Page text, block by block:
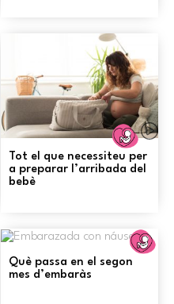
Embaràs
Tot el que necessiteu per
a preparar l’arribada del
bebè
Què passa en el segon
mes d’embaràs